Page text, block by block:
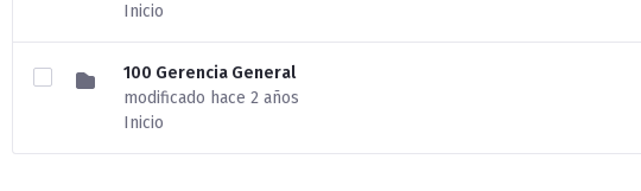
Inicio
100 Gerencia General
modificado hace 2 años
Inicio